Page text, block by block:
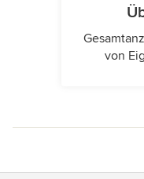
von